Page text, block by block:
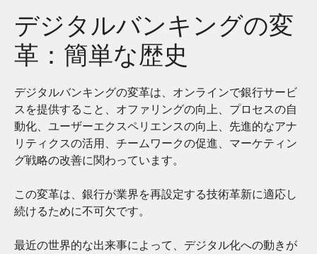
デジタルバンキングの変
革：簡単な歴史
デジタルバンキングの変革は、オンラインで銀行サービ
スを提供すること、オファリングの向上、プロセスの自
動化、ユーザーエクスペリエンスの向上、先進的なアナ
リティクスの活用、チームワークの促進、マーケティン
グ戦略の改善に関わっています。
この変革は、銀行が業界を再設定する技術革新に適応し
続けるために不可欠です。
最近の世界的な出来事によって、デジタル化への動きが